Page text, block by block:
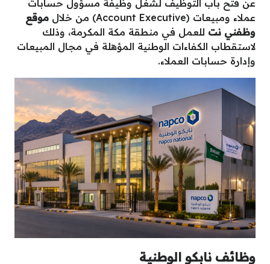
عن فتح باب التوظيف لشغل وظيفة مسؤول حسابات
عملاء ومبيعات (Account Executive) من خلال
موقع
وظفني نت للعمل في منطقة مكة المكرمة، وذلك
لاستقطاب الكفاءات الوطنية المؤهلة في مجال المبيعات
وإدارة حسابات العملاء.
وظائف نابكو الوطنية